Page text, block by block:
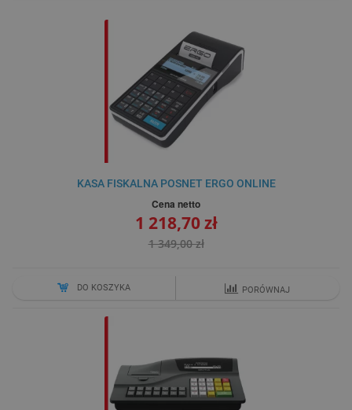
KASA FISKALNA POSNET ERGO ONLINE
Cena netto
1 218,70 zł
1 349,00 zł
DO KOSZYKA PORÓWNAJ